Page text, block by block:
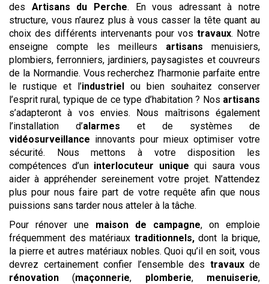
des Artisans du Perche. En vous adressant à notre
structure, vous n’aurez plus à vous casser la tête quant au
choix des différents intervenants pour vos travaux. Notre
enseigne compte les meilleurs artisans menuisiers,
plombiers, ferronniers, jardiniers, paysagistes et couvreurs
de la Normandie. Vous recherchez l’harmonie parfaite entre
le rustique et l’industriel ou bien souhaitez conserver
l’esprit rural, typique de ce type d’habitation ? Nos artisans
s’adapteront à vos envies. Nous maîtrisons également
l’installation d’alarmes et de systèmes de
vidéosurveillance innovants pour mieux optimiser votre
sécurité. Nous mettons à votre disposition les
compétences d’un interlocuteur unique qui saura vous
aider à appréhender sereinement votre projet. N’attendez
plus pour nous faire part de votre requête afin que nous
puissions sans tarder nous atteler à la tâche.
Pour rénover une maison de campagne, on emploie
fréquemment des matériaux traditionnels,dont la brique,
la pierre et autres matériaux nobles. Quoi qu’il en soit, vous
devrez certainement confier l’ensemble des travauxde
rénovation (maçonnerie, plomberie, menuiserie,